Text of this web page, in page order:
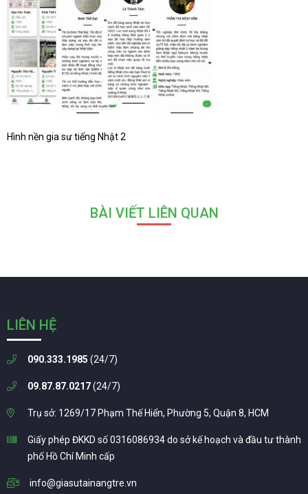
Hình nền gia sư tiếng Nhật 2
BÀI VIẾT LIÊN QUAN
LIÊN HỆ
090.333.1985 (24/7)
09.87.87.0217(24/7)
Trụ sở: 1269/17 Phạm Thế Hiển, Phường 5, Quận 8, HCM
Giấy phép ĐKKD số 0316086934 do sở kế hoạch và đầu tư thành
phố Hồ Chí Minh cấp
info@giasutainangtre.vn